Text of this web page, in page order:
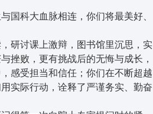
国科大血脉相连，你们将最美好、
研讨课上激辩，图书馆里沉思，实
挫败，更有挑战后的无悔与成长，
感受担当和信任；你们在不断超越
实际行动，诠释了严谨务实、勤奋